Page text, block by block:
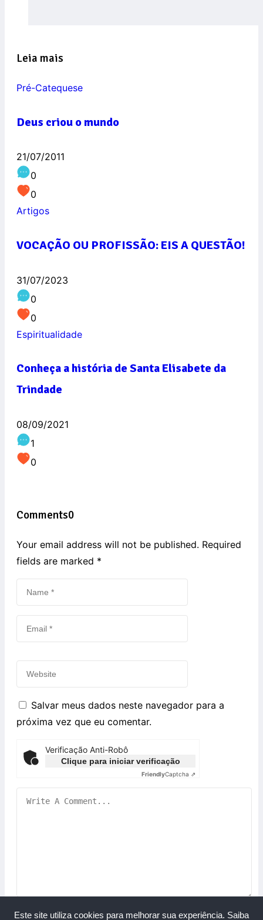
Este site utiliza cookies para melhorar sua experiência. Saiba
Leia mais
Pré-Catequese
Deus criou o mundo
21/07/2011
0
0
Artigos
VOCAÇÃO OU PROFISSÃO: EIS A QUESTÃO!
31/07/2023
0
0
Espiritualidade
Conheça a história de Santa Elisabete da
Trindade
08/09/2021
1
0
Comments0
Your email address will not be published. Required
fields are marked *
Salvar meus dados neste navegador para a
próxima vez que eu comentar.
Verificação Anti-Robô
Clique para iniciar verificação
FriendlyCaptcha ⇗